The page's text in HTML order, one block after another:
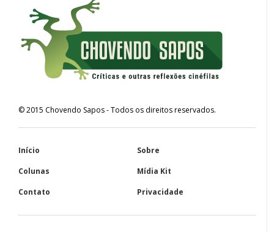
©2015 Chovendo Sapos- Todos os direitos reservados.
Início
Sobre
Colunas
Mídia Kit
Contato
Privacidade